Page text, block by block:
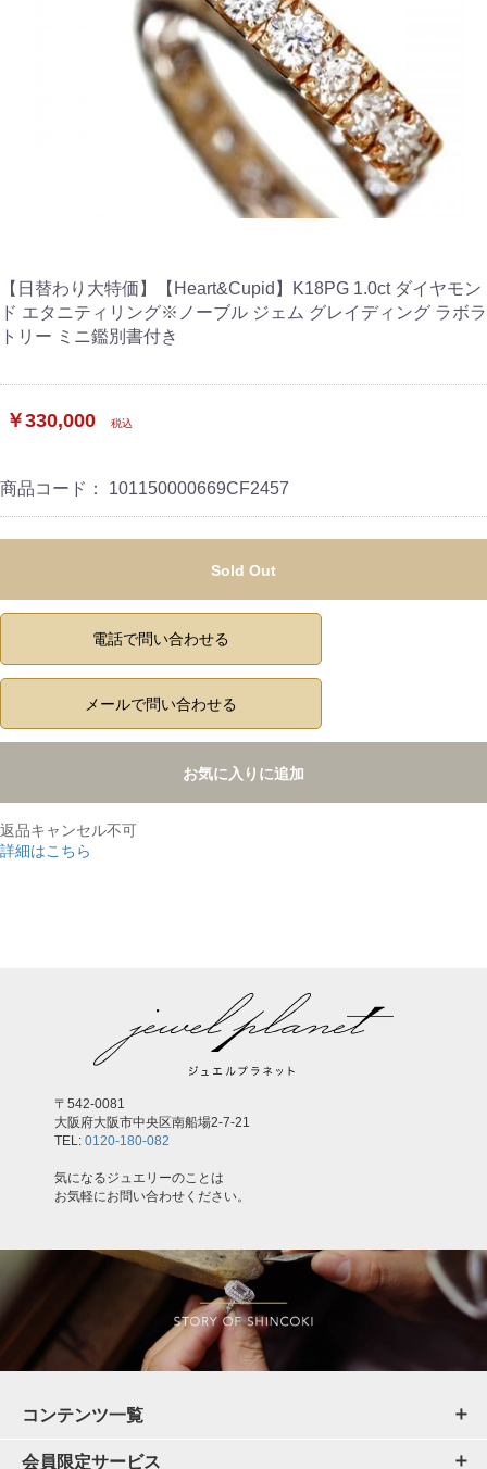
【日替わり大特価】【Heart&Cupid】K18PG 1.0ct ダイヤモン
ド エタニティリング※ノーブル ジェム グレイディング ラボラ
トリー ミニ鑑別書付き
￥330,000 税込
商品コード： 101150000669CF2457
Sold Out
電話で問い合わせる
メールで問い合わせる
お気に入りに追加
返品キャンセル不可
詳細はこちら
〒542-0081
大阪府大阪市中央区南船場2-7-21
TEL: 0120-180-082
気になるジュエリーのことは
お気軽にお問い合わせください。
コンテンツ一覧
会員限定サービス